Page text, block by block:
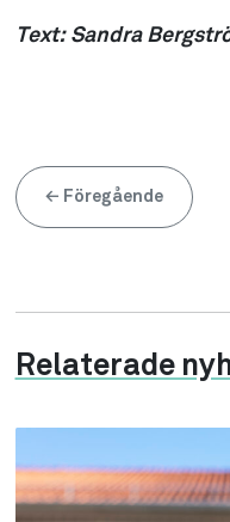
Text: Sandra
← Föregående
Relaterade